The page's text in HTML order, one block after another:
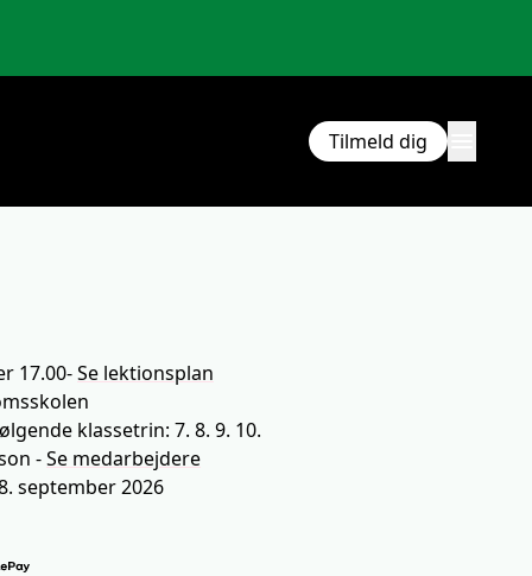
Tilmeld dig
17.00-Se lektionsplan
klassetrin: 7. 8. 9. 10.
-Se medarbejdere
september 2026